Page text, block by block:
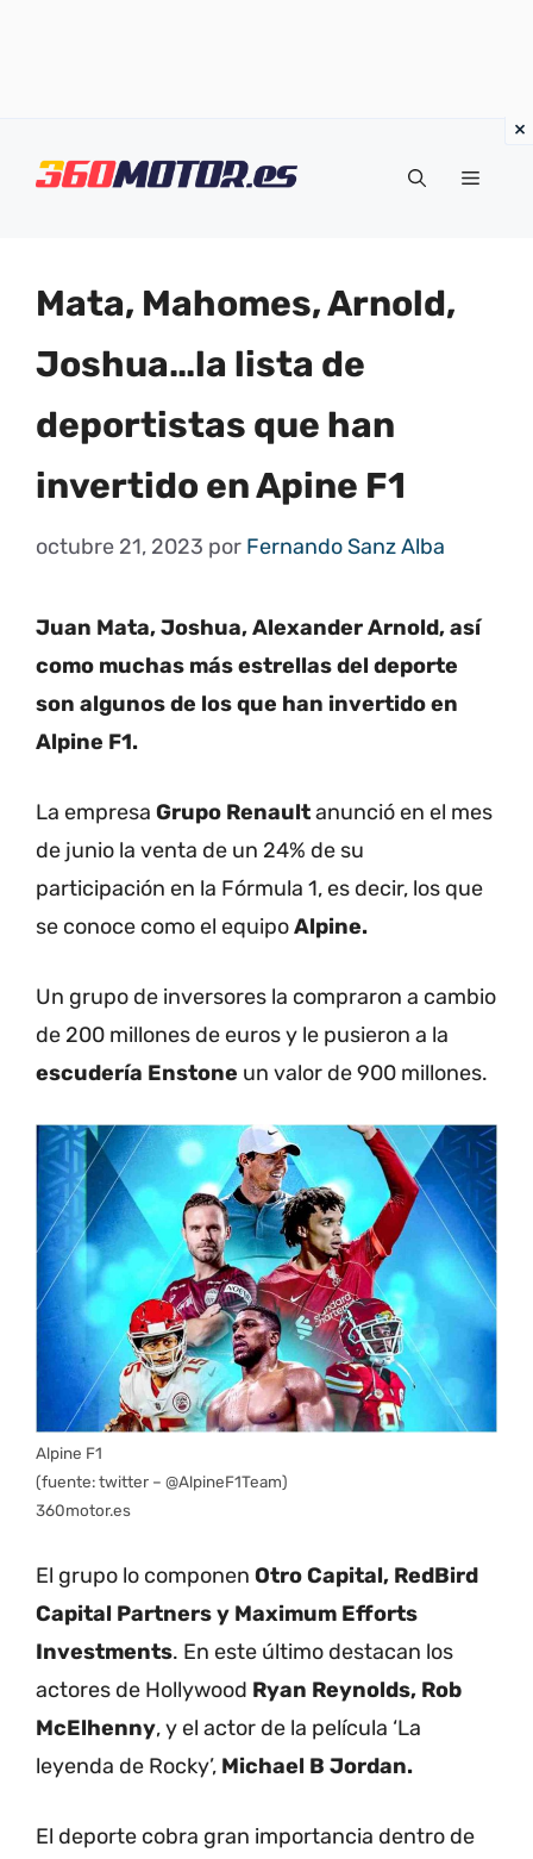
Menú
Mata, Mahomes, Arnold,
Joshua…la lista de
deportistas que han
invertido en Apine F1
octubre 21, 2023 por Fernando Sanz Alba
Juan Mata, Joshua, Alexander Arnold, así
como muchas más estrellas del deporte
son algunos de los que han invertido en
Alpine F1.
La empresa Grupo Renaultanunció en el mes
de junio la venta de un 24% de su
participación en la Fórmula 1, es decir, los que
se conoce como el equipoAlpine.
Un grupo de inversores la compraron a cambio
de 200 millones de euros y le pusieron a la
escudería Enstone un valor de 900 millones.
Alpine F1
(fuente: twitter – @AlpineF1Team)
360motor.es
El grupo lo componen Otro Capital, RedBird
Capital Partners y Maximum Efforts
Investments. En este último destacan los
actores de Hollywood Ryan Reynolds, Rob
McElhenny, y el actor de la película ‘La
leyenda de Rocky’, Michael B Jordan.
El deporte cobra gran importancia dentro de